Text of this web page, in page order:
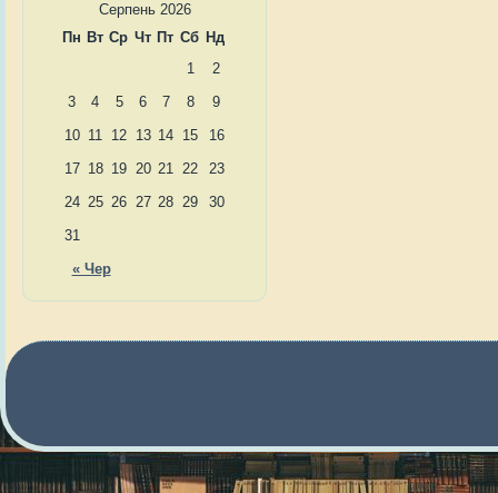
Серпень 2026
Пн Вт Ср Чт Пт Сб Нд
« Чер
1
2
3
4 5 6 7 8
9
10 11 12 13 14 15
16
17 18 19 20 21 22
23
24 25 26 27 28 29
30
31